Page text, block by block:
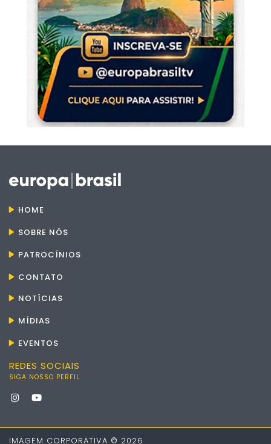
HOME
SOBRE NÓS
PATROCÍNIOS
CONTATO
NOTÍCIAS
MÍDIAS
EVENTOS
REDES SOCIAIS
SIGA NOSSO PERFIL
IMAGEM CORPORATIVA © 2026